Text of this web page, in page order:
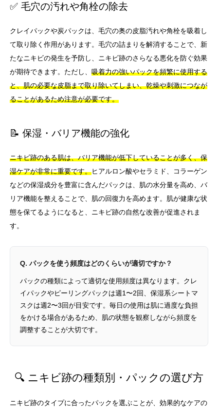
✅ 毛穴の汚れや角栓の除去
クレイパックや炭パックは、毛穴の奥の皮脂汚れや角栓を吸着し
て取り除く作用があります。毛穴の詰まりを解消することで、新
たなニキビの発生を予防し、ニキビ跡のさらなる悪化を防ぐ効果
が期待できます。ただし、 吸着力の強いパックを頻繁に使用する
と、肌の必要な皮脂まで取り除いてしまい、乾燥や刺激につなが
ることがあるため注意が必要です。
📝 保湿・バリア機能の強化
ニキビ跡のある肌は、バリア機能が低下していることが多く、保
湿ケアが非常に重要です。ヒアルロン酸やセラミド、コラーゲン
などの保湿成分を豊富に含んだパックは、肌の水分量を高め、バ
リア機能を整えることで、肌の回復力を高めます。肌が健康な状
態を保てるようになると、ニキビ跡の自然な改善が促進されま
す。
Q. パックを使う頻度はどのくらいが適切ですか？
パックの種類によって適切な使用頻度は異なります。クレ
イパックやピーリングパックは週1〜2回、保湿系シートマ
スクは週2〜3回が目安です。毎日の使用は肌に過度な負担
をかける場合があるため、肌の状態を観察しながら頻度を
調整することが大切です。
🔍 ニキビ跡の種類別・パックの選び方
ニキビ跡のタイプに合ったパックを選ぶことが、効果的なケアの